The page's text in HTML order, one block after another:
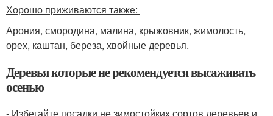
Хорошо приживаются также:
Арония, смородина, малина, крыжовник, жимолость,
орех, каштан, береза, хвойные деревья.
Деревья которые не рекомендуется высаживать
осенью